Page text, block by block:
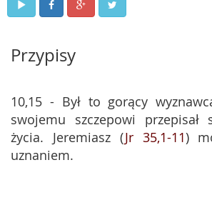
Przypisy
10,15 - Był to gorący
swojemu szczepowi przepisał
życia. Jeremiasz (Jr 35,1-11)
uznaniem.